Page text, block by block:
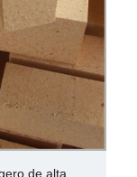
% para